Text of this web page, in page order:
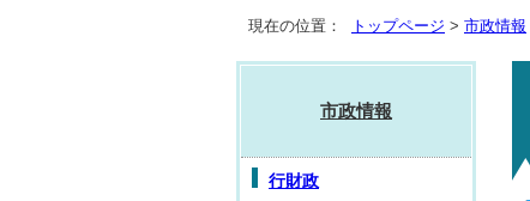
現在の位置： トップページ > 市政情報
市政情報
行財政